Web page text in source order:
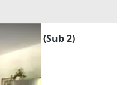
primo (Sub 2)